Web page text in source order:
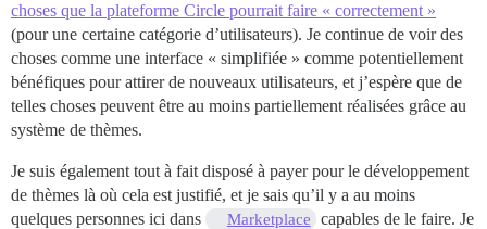
choses que la plateforme Circle pourrait faire « correctement »
(pour une certaine catégorie d’utilisateurs). Je continue de voir des
choses comme une interface « simplifiée » comme potentiellement
bénéfiques pour attirer de nouveaux utilisateurs, et j’espère que de
telles choses peuvent être au moins partiellement réalisées grâce au
système de thèmes.
Je suis également tout à fait disposé à payer pour le développement
de thèmes là où cela est justifié, et je sais qu’il y a au moins
quelques personnes ici dans
Marketplace
capables de le faire. Je